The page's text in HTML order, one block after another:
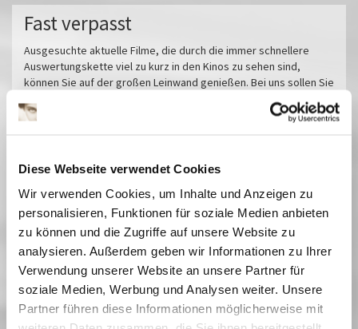
Diese Webseite verwendet Cookies
Wir verwenden Cookies, um Inhalte und Anzeigen zu
personalisieren, Funktionen für soziale Medien anbieten
zu können und die Zugriffe auf unsere Website zu
analysieren. Außerdem geben wir Informationen zu Ihrer
Verwendung unserer Website an unsere Partner für
soziale Medien, Werbung und Analysen weiter. Unsere
Partner führen diese Informationen möglicherweise mit
Fast verpasst
Ausgesuchte aktuelle Filme, die durch die immer schnellere
Auswertungskette viel zu kurz in den Kinos zu sehen sind,
können Sie auf der großen Leinwand genießen. Bei uns sollen Sie
nichts verpassen! In der Regel laufen internationale Filme sowohl
synchronisiert als auch in den untertitelten Originalfassungen.
Das tiefste Blau
Im Prinzip Familie
Sorda
Sehnsucht in Sangerhausen
Vermiglio
Im Schatten des Orangenbaums
Der Held vom Bahnhof Friedrichstraße